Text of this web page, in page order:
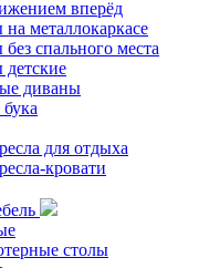
вперёд
металлокаркасе
спального места
диваны
для отдыха
кровати
столы